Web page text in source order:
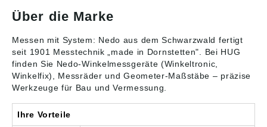
Über die Marke
Messen mit System: Nedo aus dem Schwarzwald fertigt
seit 1901 Messtechnik „made in Dornstetten". Bei HUG
finden Sie Nedo-Winkelmessgeräte (Winkeltronic,
Winkelfix), Messräder und Geometer-Maßstäbe – präzise
Werkzeuge für Bau und Vermessung.
Ihre Vorteile